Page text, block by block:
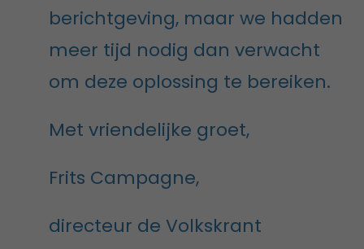
berichtgeving, maar we hadden
meer tijd nodig dan verwacht
om deze oplossing te bereiken.
Met vriendelijke groet,
Frits Campagne,
directeur de Volkskrant